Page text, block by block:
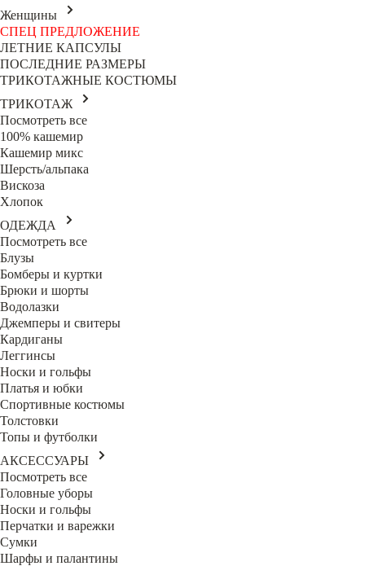
Женщины
СПЕЦ ПРЕДЛОЖЕНИЕ
ЛЕТНИЕ КАПСУЛЫ
ПОСЛЕДНИЕ РАЗМЕРЫ
ТРИКОТАЖНЫЕ КОСТЮМЫ
ТРИКОТАЖ
Посмотреть все
100% кашемир
Кашемир микс
Шерсть/альпака
Вискоза
Хлопок
ОДЕЖДА
Посмотреть все
Блузы
Бомберы и куртки
Брюки и шорты
Водолазки
Джемперы и свитеры
Кардиганы
Леггинсы
Носки и гольфы
Платья и юбки
Спортивные костюмы
Толстовки
Топы и футболки
АКСЕССУАРЫ
Посмотреть все
Головные уборы
Носки и гольфы
Перчатки и варежки
Сумки
Шарфы и палантины